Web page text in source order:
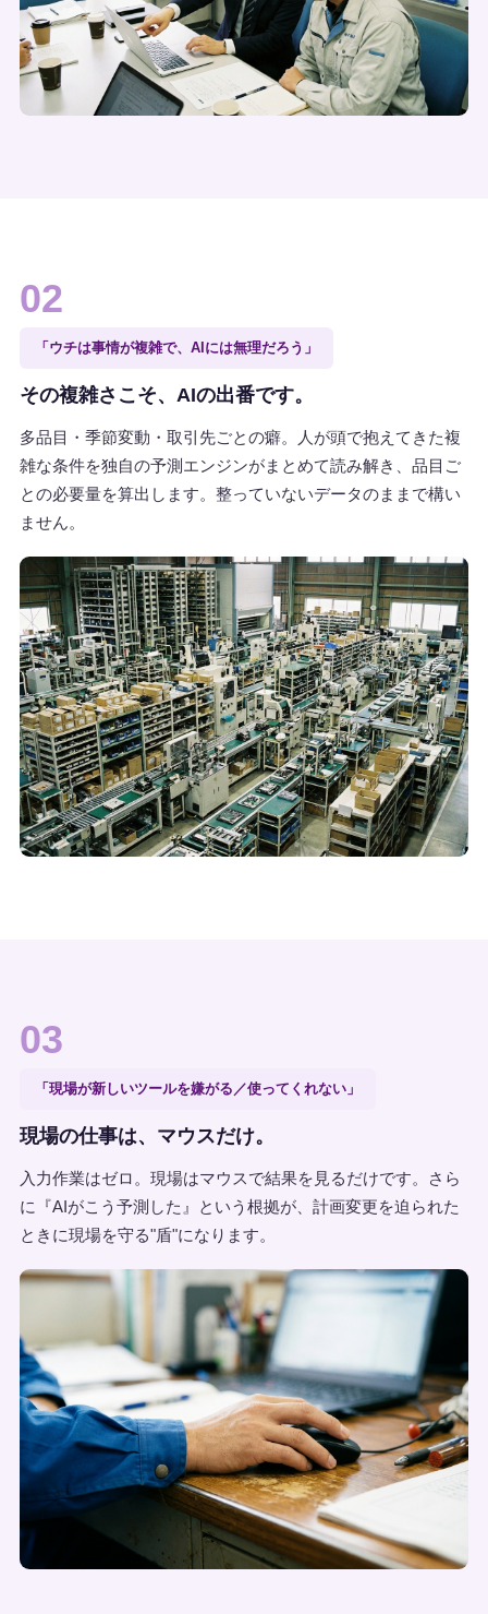
02
「ウチは事情が複雑で、AIには無理だろう」
その複雑さこそ、AIの出番です。
多品目・季節変動・取引先ごとの癖。人が頭で抱えてきた複
雑な条件を独自の予測エンジンがまとめて読み解き、品目ご
との必要量を算出します。整っていないデータのままで構い
ません。
03
「現場が新しいツールを嫌がる／使ってくれない」
現場の仕事は、マウスだけ。
入力作業はゼロ。現場はマウスで結果を見るだけです。さら
に『AIがこう予測した』という根拠が、計画変更を迫られた
ときに現場を守る"盾"になります。